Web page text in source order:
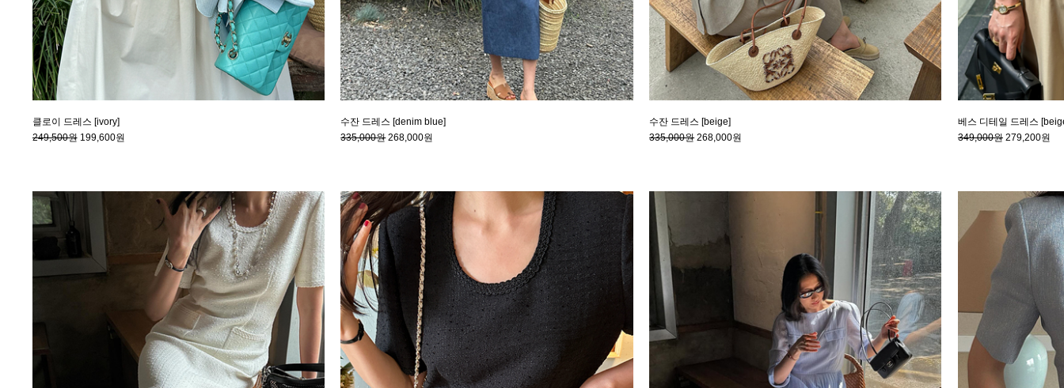
클로이 드레스 [ivory]
249,500원 199,600원
수잔 드레스 [denim blue]
335,000원 268,000원
수잔 드레스 [beige]
335,000원 268,000원
베스 디테일 드레스
349,000원 279,200원